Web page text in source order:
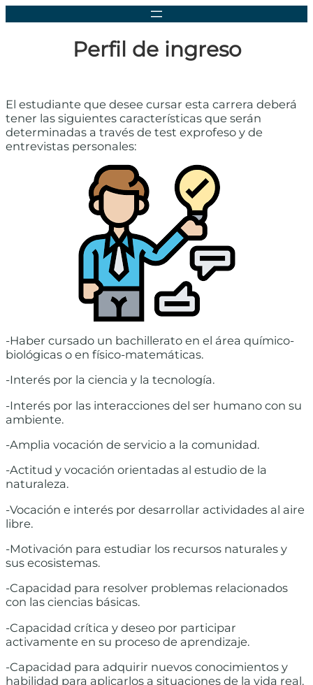
Perfil de ingreso
El estudiante que desee cursar esta carrera deberá
tener las siguientes características que serán
determinadas a través de test exprofeso y de
entrevistas personales:
-Haber cursado un bachillerato en el área químico-
biológicas o en físico-matemáticas.
-Interés por la ciencia y la tecnología.
-Interés por las interacciones del ser humano con su
ambiente.
-Amplia vocación de servicio a la comunidad.
-Actitud y vocación orientadas al estudio de la
naturaleza.
-Vocación e interés por desarrollar actividades al aire
libre.
-Motivación para estudiar los recursos naturales y
sus ecosistemas.
-Capacidad para resolver problemas relacionados
con las ciencias básicas.
-Capacidad crítica y deseo por participar
activamente en su proceso de aprendizaje.
-Capacidad para adquirir nuevos conocimientos y
habilidad para aplicarlos a situaciones de la vida real.